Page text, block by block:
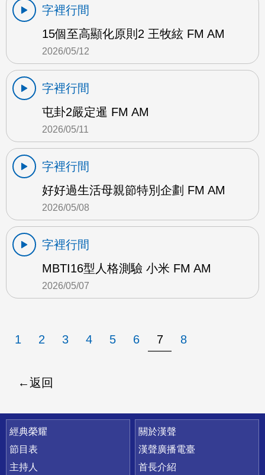
字裡行間
15個至高顯化原則2 王牧絃 FM AM
2026/05/12
字裡行間
屯卦2嚴定暹 FM AM
2026/05/11
字裡行間
好好過生活母親節特別企劃 FM AM
2026/05/08
字裡行間
MBTI16型人格測驗 小米 FM AM
2026/05/07
1 2 3 4 5 6 7 8
返回
快速連結
經典榮耀
節目表
主持人
關於漢聲
漢聲廣播電臺
首長介紹